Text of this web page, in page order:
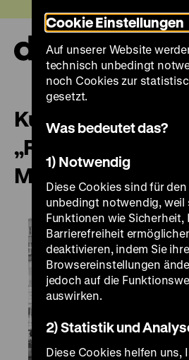
zum
Seiteninhalt
springen
Kurzführung in der
„Roads not Taken”
Mauerbau
Cookie Einstellungen
Auf unserer Website
technisch unbedingt
noch Cookies zur
gesetzt.
Was bedeutet das?
1) Notwendig
Diese Cookies sind für
unbedingt notwendig, weil
Funktionen wie
Barrierefreiheit
deaktivieren, indem Sie ihre
Browsereinstellungen
jedoch auf die
auswirken.
2) Statistik und
Diese Cookies helfen uns,